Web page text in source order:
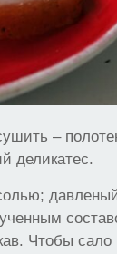
–
деликатес.
Чтобы сало